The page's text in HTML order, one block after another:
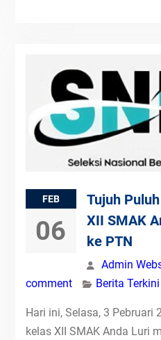
FEB
06
Tujuh
XII SMAK
ke PTN
Admin
comment
Berita Terkini
Hari ini, Selasa, 3 Pebruari
kelas XII SMAK Anda Luri